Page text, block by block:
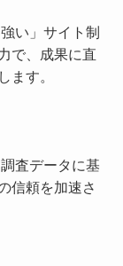
い」サイト制
で、成果に直
ます。
査データに基
信頼を加速さ